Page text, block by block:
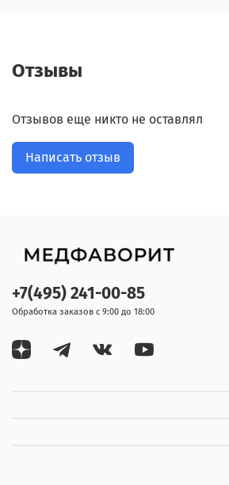
Отзывы
Отзывов еще никто не оставлял
Написать отзыв
+7(495) 241-00-85
Обработка заказов с 9:00 до 18:00